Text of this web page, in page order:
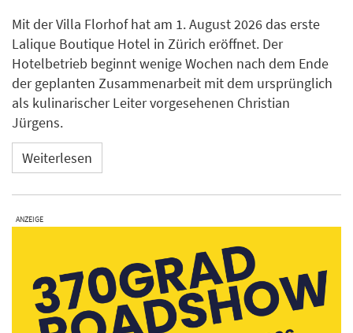
Mit der Villa Florhof hat am 1. August 2026 das erste
Lalique Boutique Hotel in Zürich eröffnet. Der
Hotelbetrieb beginnt wenige Wochen nach dem Ende
der geplanten Zusammenarbeit mit dem ursprünglich
als kulinarischer Leiter vorgesehenen Christian
Jürgens.
Weiterlesen
ANZEIGE